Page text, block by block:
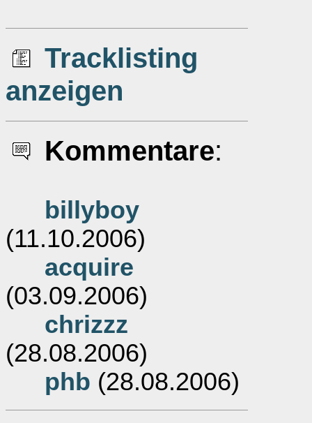
Tracklisting
anzeigen
Kommentare:
billyboy
(11.10.2006)
acquire
(03.09.2006)
chrizzz
(28.08.2006)
phb (28.08.2006)